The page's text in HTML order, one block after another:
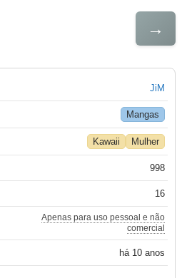
→
JiM
Mangas
Kawaii Mulher
998
16
Apenas para uso pessoal e não
comercial
há 10 anos